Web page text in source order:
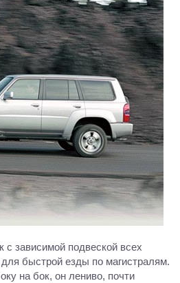
с зависимой подвеской всех
быстрой езды по магистралям.
на бок, он лениво, почти